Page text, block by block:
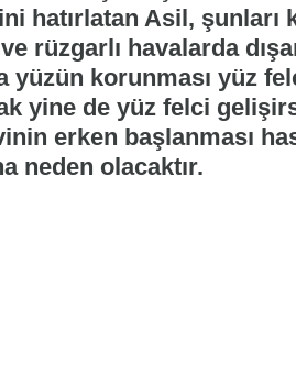
hatırlatan Asil, şunları
havalarda
yüzün korunması yüz
yine de yüz felci
erken başlanması
neden olacaktır.